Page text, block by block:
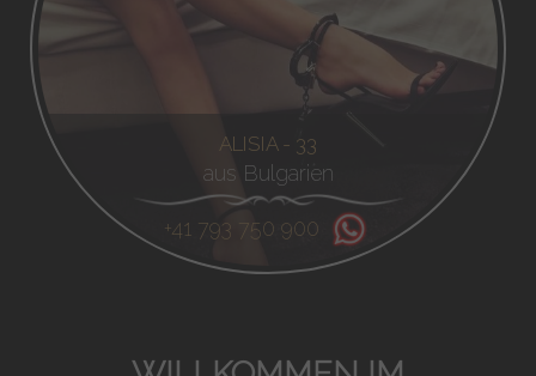
ALISIA - 33
aus Bulgarien
+41 793 750 900